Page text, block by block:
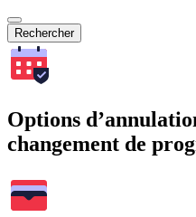
Rechercher
Options
changement de